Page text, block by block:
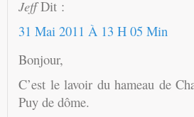
Jeff Dit :
31 Mai 2011 À 13 H 05 Min
Bonjour,
C’est le lavoir du hameau de
Puy de dôme.